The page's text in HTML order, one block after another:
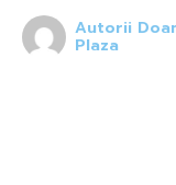
Autorii
Plaza